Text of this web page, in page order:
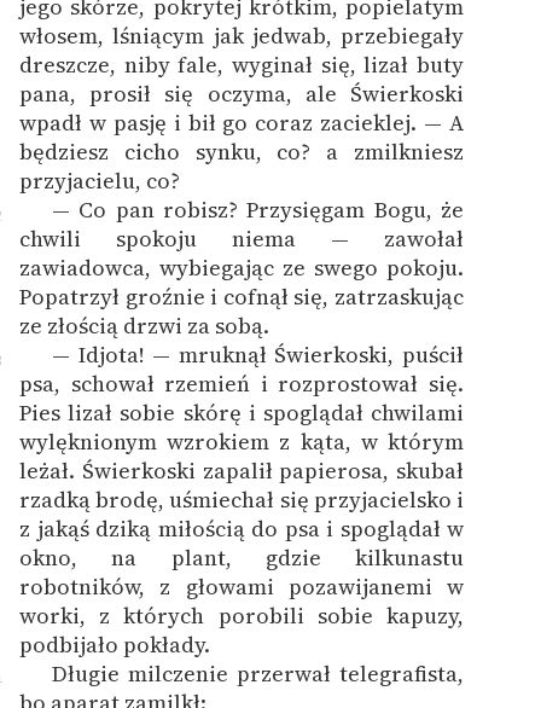
jego skórze, pokrytej krótkim, popielatym
włosem, lśniącym jak jedwab, przebiegały
dreszcze, niby fale, wyginał się, lizał buty
pana, prosił się oczyma, ale Świerkoski
wpadł w pasję i bił go coraz zacieklej. — A
będziesz cicho synku, co? a zmilkniesz
przyjacielu, co?
— Co pan robisz? Przysięgam Bogu, że
chwili spokoju niema — zawołał
zawiadowca, wybiegając ze swego pokoju.
Popatrzył groźnie i cofnął się, zatrzaskując
ze złością drzwi za sobą.
— Idjota! — mruknął Świerkoski, puścił
psa, schował rzemień i rozprostował się.
Pies lizał sobie skórę i spoglądał chwilami
wylęknionym wzrokiem z kąta, w którym
leżał. Świerkoski zapalił papierosa, skubał
rzadką brodę, uśmiechał się przyjacielsko i
z jakąś dziką miłością do psa i spoglądał w
okno, na plant, gdzie kilkunastu
robotników, z głowami pozawijanemi w
worki, z których porobili sobie kapuzy,
podbijało pokłady.
Długie milczenie przerwał telegrafista,